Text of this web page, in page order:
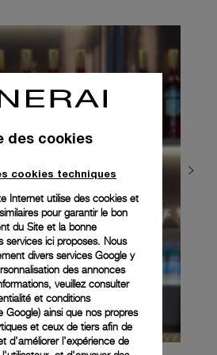
des cookies
cookies techniques
Internet utilise des cookies et
pour garantir le bon
du Site et la bonne
services ici proposes. Nous
divers services Google y
des annonces
veuillez consulter
et conditions
Google) ainsi que nos propres
et ceux de tiers afin de
d'améliorer l'expérience de